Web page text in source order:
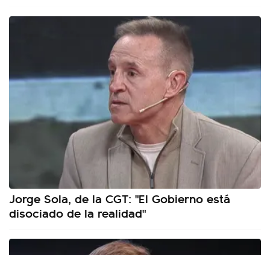
Jorge Sola, de la CGT: "El Gobierno está
disociado de la realidad"